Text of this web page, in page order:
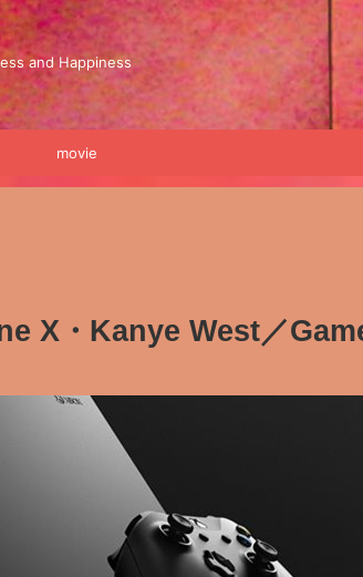
and Happiness
movie
X・Kanye West／